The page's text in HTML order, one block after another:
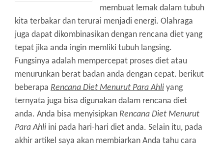
membuat lemak dalam tubuh
kita terbakar dan terurai menjadi energi. Olahraga
juga dapat dikombinasikan dengan rencana diet yang
tepat jika anda ingin memliki tubuh langsing.
Fungsinya adalah mempercepat proses diet atau
menurunkan berat badan anda dengan cepat. berikut
beberapa Rencana Diet Menurut Para Ahli yang
ternyata juga bisa digunakan dalam rencana diet
anda. Anda bisa menyisipkan Rencana Diet Menurut
Para Ahli ini pada hari-hari diet anda. Selain itu, pada
akhir artikel saya akan membiarkan Anda tahu cara